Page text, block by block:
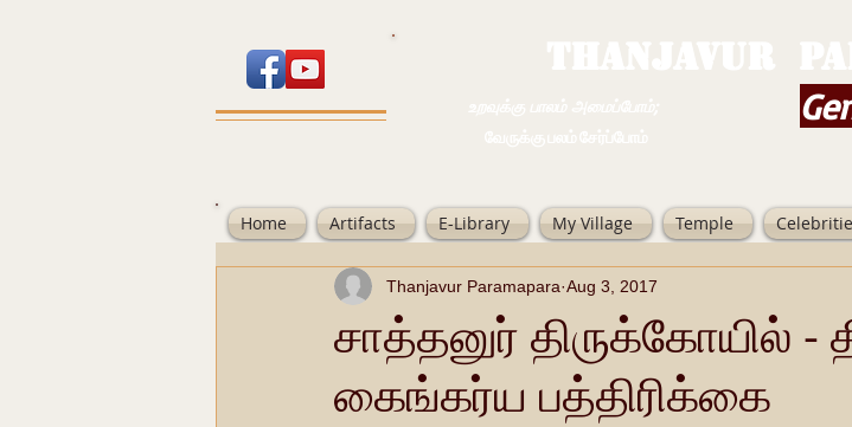
Home Artifacts E-Library My Village Temple
சாத்தனுர் திருக்கோயில் -
கைங்கர்ய பத்திரிக்கை
Thanjavur Paramapara Aug 3, 2017